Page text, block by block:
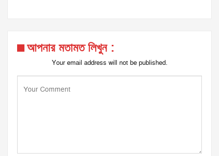
আপনার মতামত লিখুন :
Your email address will not be published.